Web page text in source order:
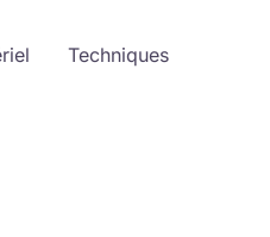
Techniques